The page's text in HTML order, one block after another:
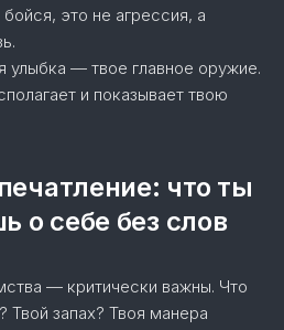
это не агрессия, а
— твое главное оружие.
и показывает твою
что ты
о себе без слов
— критически важны. Что
Твой запах? Твоя манера